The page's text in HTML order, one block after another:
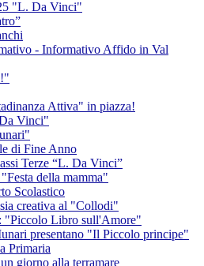
"L. Da Vinci"
- Informativo Affido in Val
Attiva" in piazza!
Vinci"
di Fine Anno
Terze “L. Da Vinci”
della mamma"
Scolastico
creativa al "Collodi"
"Piccolo Libro sull'Amore"
presentano "Il Piccolo principe"
Primaria
giorno alla terramare